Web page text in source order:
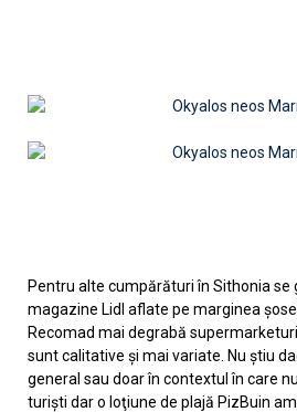
Pentru alte cumpărături în Sithonia se
magazine Lidl aflate pe marginea
Recomad mai degrabă
sunt calitative şi mai variate. Nu ştiu
general sau doar în contextul în care
turişti dar o loţiune de plajă PizBuin